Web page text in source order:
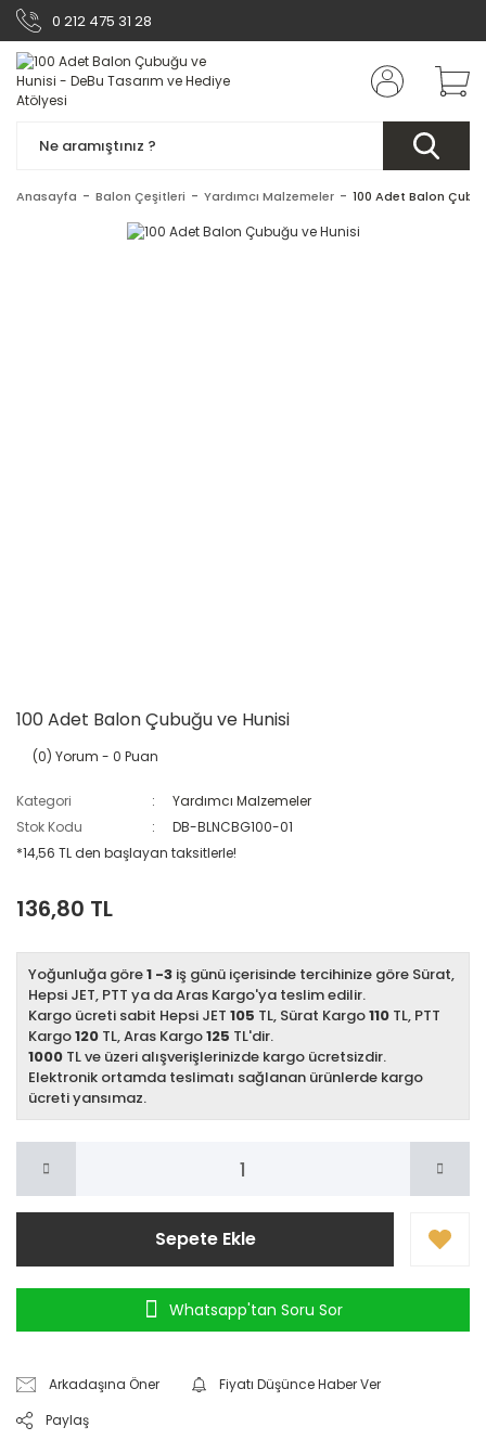
0 212 475 31 28
Anasayfa Balon Çeşitleri Yardımcı Malzemeler 100 Adet Balon
100 Adet Balon Çubuğu ve Hunisi
(0) Yorum - 0 Puan
Kategori
Yardımcı Malzemeler
Stok Kodu
DB-BLNCBG100-01
*14,56 TL den başlayan taksitlerle!
136,80 TL
Yoğunluğa göre1 -3 iş günü içerisinde tercihinize göre Sürat,
Hepsi JET, PTT ya da Aras Kargo'ya teslim edilir.
Kargo ücreti sabit Hepsi JET 105 TL, Sürat Kargo110 TL, PTT
Kargo120 TL, Aras Kargo125 TL'dir.
1000 TL ve üzeri alışverişlerinizde kargo ücretsizdir.
Elektronik ortamda teslimatı sağlanan ürünlerde kargo
ücreti yansımaz.
Sepete Ekle
Whatsapp'tan Soru Sor
Arkadaşına Öner
Fiyatı Düşünce Haber Ver
Paylaş